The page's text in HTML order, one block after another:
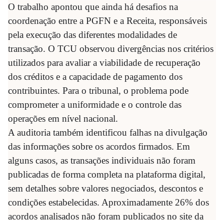
O trabalho apontou que ainda há desafios na
coordenação entre a PGFN e a Receita, responsáveis
pela execução das diferentes modalidades de
transação. O TCU observou divergências nos critérios
utilizados para avaliar a viabilidade de recuperação
dos créditos e a capacidade de pagamento dos
contribuintes. Para o tribunal, o problema pode
comprometer a uniformidade e o controle das
operações em nível nacional.
A auditoria também identificou falhas na divulgação
das informações sobre os acordos firmados. Em
alguns casos, as transações individuais não foram
publicadas de forma completa na plataforma digital,
sem detalhes sobre valores negociados, descontos e
condições estabelecidas. Aproximadamente 26% dos
acordos analisados não foram publicados no site da